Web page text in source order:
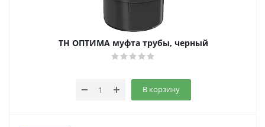
ТН ОПТИМА муфта трубы, черный
В корзину